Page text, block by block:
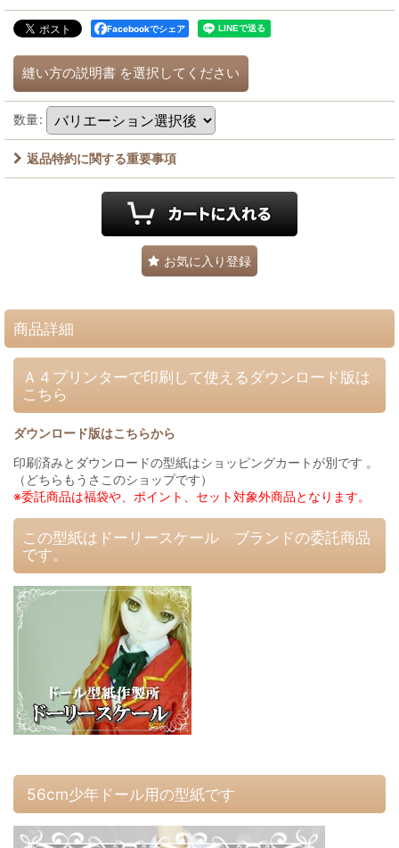
Facebookでシェア
縫い方の説明書 を選択してください
数量:
返品特約に関する重要事項
お気に入り登録
商品詳細
Ａ４プリンターで印刷して使えるダウンロード版は
こちら
ダウンロード版はこちらから
印刷済みとダウンロードの型紙はショッピングカートが別です 。
（どちらもうさこのショップです）
※委託商品は福袋や、ポイント、セット対象外商品となります。
この型紙はドーリースケール ブランドの委託商品
です。
56cm少年ドール用の型紙です